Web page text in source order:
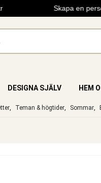
Skapa en
DESIGNA SJÄLV HEM
, Teman & högtider, Sommar,